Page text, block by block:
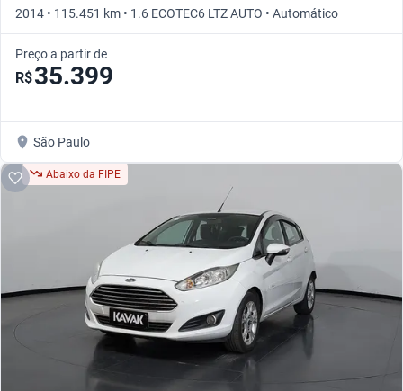
2014 • 115.451 km • 1.6 ECOTEC6 LTZ AUTO • Automático
Preço a partir de
R$35.399
São Paulo
Abaixo da FIPE